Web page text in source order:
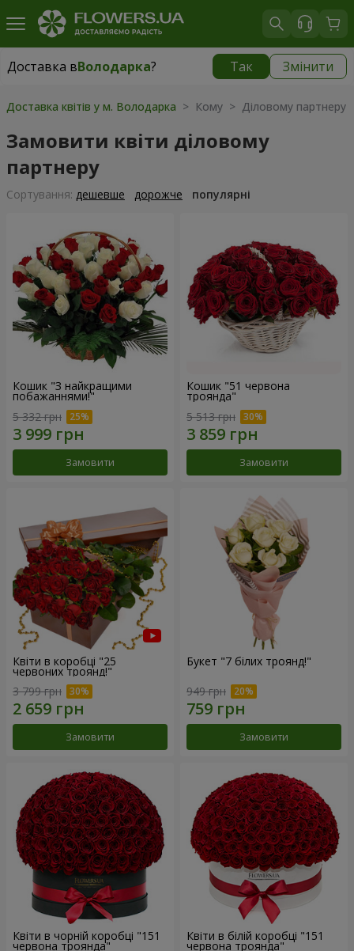
Доставка вВолодарка? Так Змінити
Доставка вВолодарка|
Доставка квітів у м. Володарка > Кому > Діловому партнеру
Замовити квіти діловому
партнеру
Сортування: дешевше дорожче популярні
Кошик "З найкращими
побажаннями!"
5 332 грн
Замовити
Кошик "51 червона
троянда"
5 513 грн
Замовити
Квіти в коробці "25
червоних троянд!"
3 799 грн
Замовити
Букет "7 білих троянд!"
949 грн
Замовити
Квіти в чорній коробці "151
червона троянда"
Квіти в білій коробці "151
червона троянда"